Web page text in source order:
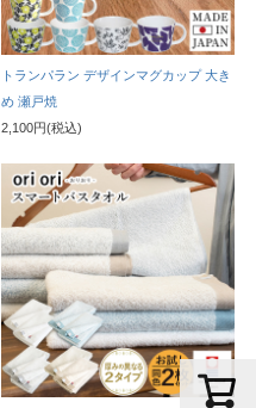
トランパラン デザインマグカップ 大き
め 瀬戸焼
2,100円(税込)